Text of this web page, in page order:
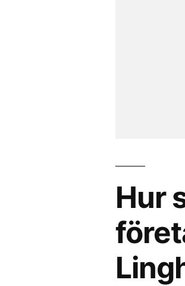
Hur